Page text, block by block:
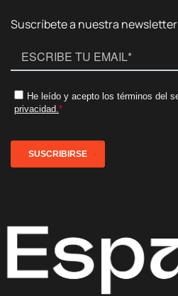
Suscríbete a nuestra newsletter